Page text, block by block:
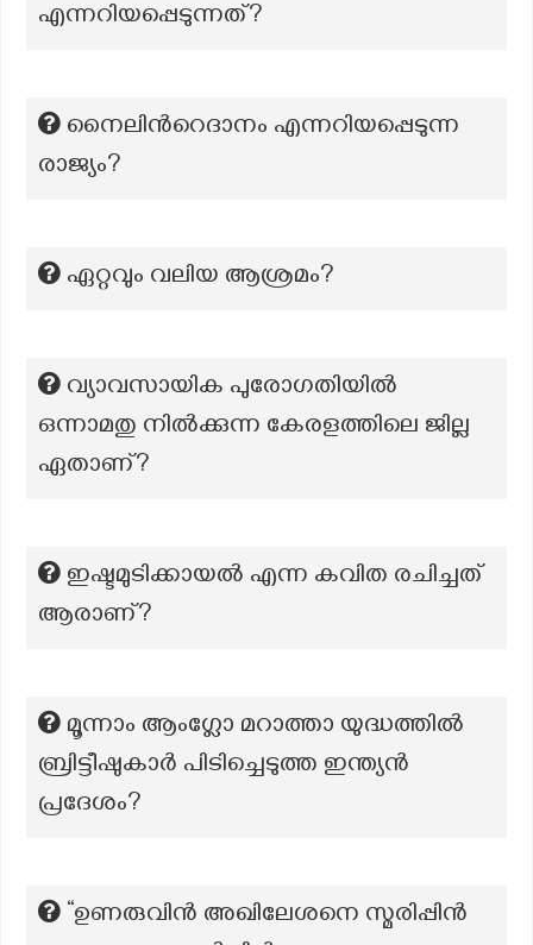
എന്നറിയപ്പെടുന്നത്?
നൈലിന്‍റെദാനം എന്നറിയപ്പെടുന്ന
രാജ്യം?
ഏറ്റവും വലിയ ആശ്രമം?
വ്യാവസായിക പുരോഗതിയിൽ
ഒന്നാമതു നിൽക്കുന്ന കേരളത്തിലെ ജില്ല
ഏതാണ്?
ഇഷ്ടമുടിക്കായൽ എന്ന കവിത രചിച്ചത്
ആരാണ്?
മൂന്നാം ആംഗ്ലോ മറാത്താ യുദ്ധത്തിൽ
ബ്രിട്ടീഷുകാർ പിടിച്ചെടുത്ത ഇന്ത്യൻ
പ്രദേശം?
“ഉണരുവിൻ അഖിലേശനെ സ്മരിപ്പിൻ